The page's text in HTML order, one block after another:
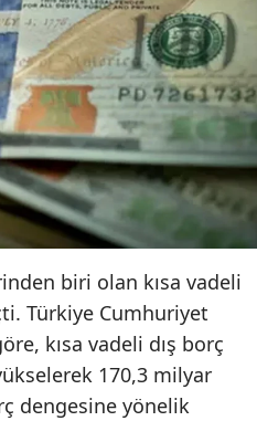
biri olan kısa vadeli
Türkiye Cumhuriyet
kısa vadeli dış borç
170,3 milyar
dengesine yönelik